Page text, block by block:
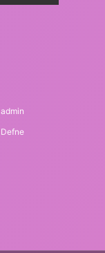
admin
Defne